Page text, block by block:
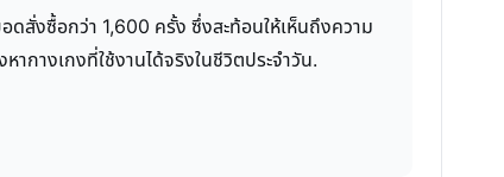
สั่งซื้อกว่า 1,600 ครั้ง ซึ่งสะท้อนให้เห็นถึงความ
กางเกงที่ใช้งานได้จริงในชีวิตประจำวัน.